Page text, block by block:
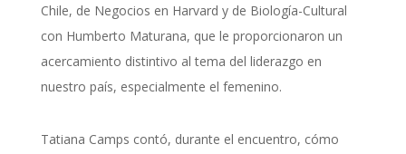
Chile, de Negocios en Harvard y de Biología-Cultural
con Humberto Maturana, que le proporcionaron un
acercamiento distintivo al tema del liderazgo en
nuestro país, especialmente el femenino.
Tatiana Camps contó, durante el encuentro, cómo